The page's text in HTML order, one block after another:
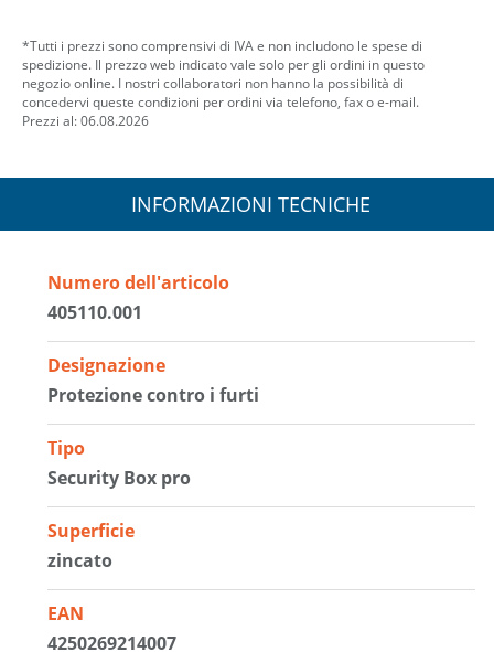
*Tutti i prezzi sono comprensivi di IVA e non includono le spese di
spedizione. Il prezzo web indicato vale solo per gli ordini in questo
negozio online. I nostri collaboratori non hanno la possibilità di
concedervi queste condizioni per ordini via telefono, fax o e-mail.
Prezzi al: 06.08.2026
INFORMAZIONI TECNICHE
Numero dell'articolo
405110.001
Designazione
Protezione contro i furti
Tipo
Security Box pro
Superficie
zincato
EAN
4250269214007